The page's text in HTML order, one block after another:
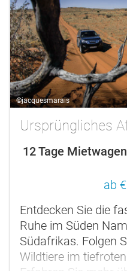
©jacquesmarais
Ursprüngliches
12 Tage
ab
Entdecken Sie die
Ruhe im Süden
Südafrikas. Folgen
Wildtiere im